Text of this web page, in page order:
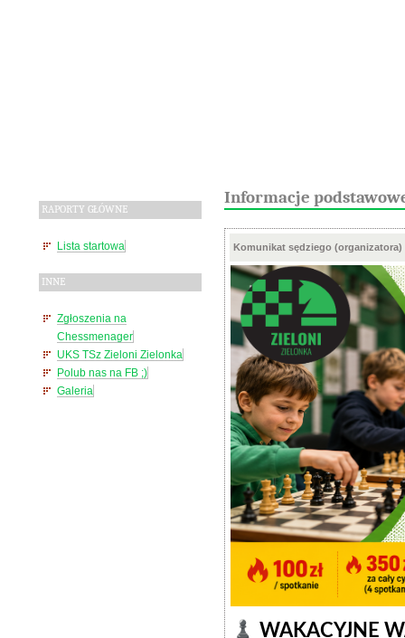
RAPORTY GŁÓWNE
Lista startowa
INNE
Zgłoszenia na
Chessmenager
UKS TSz Zieloni Zielonka
Polub nas na FB ;)
Galeria
Informacje
Komunikat sędziego (organizatora)
♟️ WAKACYJNE